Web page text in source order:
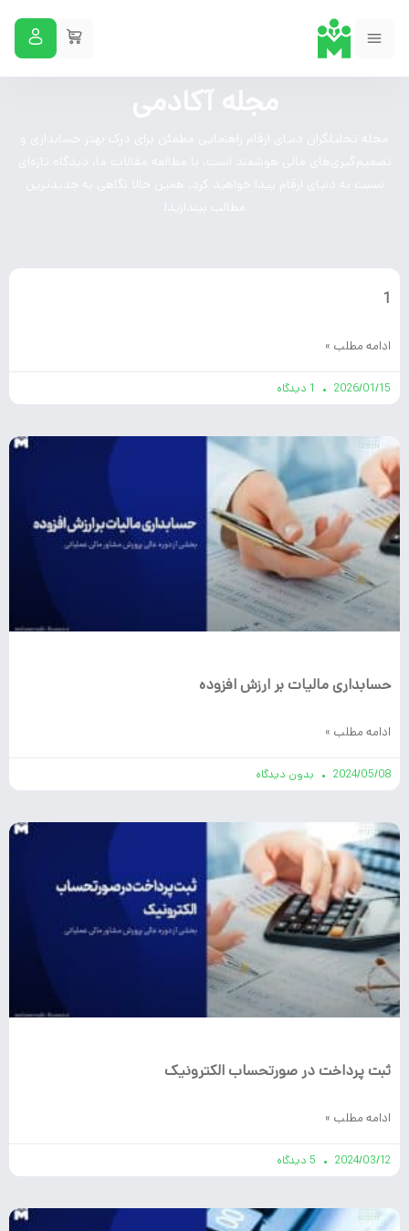
مجله آکادمی
1
ادامه مطلب »
2026/01/15
حسابداری مالیات بر ارزش افزوده
ادامه مطلب »
2024/05/08 بدون دیدگاه
ثبت پرداخت در صورتحساب الکترونیک
ادامه مطلب »
2024/03/12